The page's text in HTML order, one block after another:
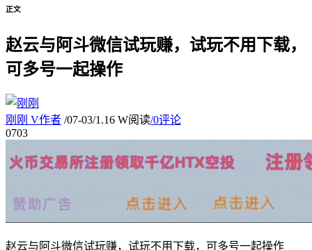
正文
赵云与阿斗微信试玩赚，试玩不用下载，
可多号一起操作
刚刚 V作者 /07-03/1.16 W阅读/0评论
0703
赵云与阿斗微信试玩赚，试玩不用下载，可多号一起操作